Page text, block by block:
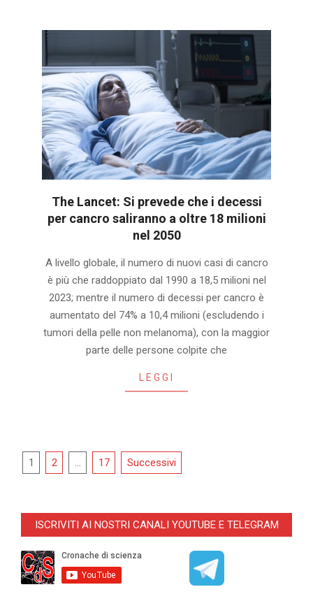
The Lancet: Si prevede che i decessi
per cancro saliranno a oltre 18 milioni
nel 2050
09-
29
A livello globale, il numero di nuovi casi di cancro
è più che raddoppiato dal 1990 a 18,5 milioni nel
2023; mentre il numero di decessi per cancro è
aumentato del 74% a 10,4 milioni (escludendo i
tumori della pelle non melanoma), con la maggior
parte delle persone colpite che
LEGGI
Navigazione
1 2 17 Successivi
ISCRIVITI AI NOSTRI CANALI YOUTUBE E TELEGRAM